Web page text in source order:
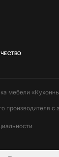
мебели
производителя с